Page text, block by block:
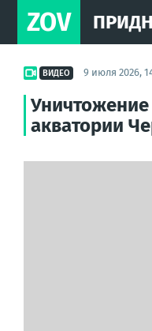
ZOV
ВИДЕО 9 июля 2026,
акватории